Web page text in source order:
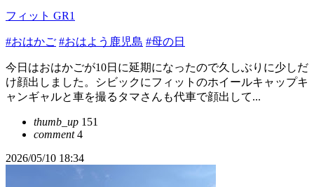
フィット GR1
#おはかご #おはよう鹿児島 #母の日
今日はおはかごが10日に延期になったので久しぶりに少しだ
け顔出しました。シビックにフィットのホイールキャップキ
ャンギャルと車を撮るタマさんも代車で顔出して...
thumb_up 151
comment4
2026/05/10 18:34